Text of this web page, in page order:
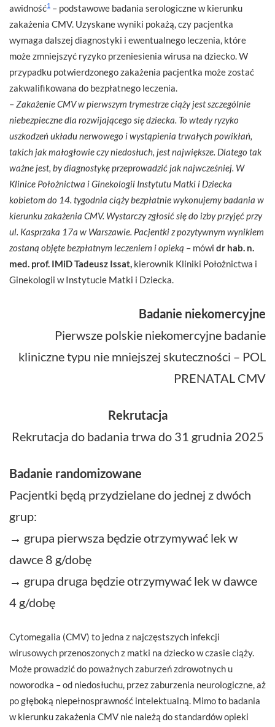
awidność1 – podstawowe badania serologiczne w kierunku
zakażenia CMV. Uzyskane wyniki pokażą, czy pacjentka
wymaga dalszej diagnostyki i ewentualnego leczenia, które
może zmniejszyć ryzyko przeniesienia wirusa na dziecko. W
przypadku potwierdzonego zakażenia pacjentka może zostać
zakwalifikowana do bezpłatnego leczenia.
– Zakażenie CMV w pierwszym trymestrze ciąży jest szczególnie
niebezpieczne dla rozwijającego się dziecka. To wtedy ryzyko
uszkodzeń układu nerwowego i wystąpienia trwałych powikłań,
takich jak małogłowie czy niedosłuch, jest największe. Dlatego tak
ważne jest, by diagnostykę przeprowadzić jak najwcześniej. W
Klinice Położnictwa i Ginekologii Instytutu Matki i Dziecka
kobietom do 14. tygodnia ciąży bezpłatnie wykonujemy badania w
kierunku zakażenia CMV. Wystarczy zgłosić się do izby przyjęć przy
ul. Kasprzaka 17a w Warszawie. Pacjentki z pozytywnym wynikiem
zostaną objęte bezpłatnym leczeniem i opieką – mówi dr hab. n.
med. prof. IMiD Tadeusz Issat, kierownik Kliniki Położnictwa i
Ginekologii w Instytucie Matki i Dziecka.
Badanie niekomercyjne
Pierwsze polskie niekomercyjne badanie
kliniczne typu nie mniejszej skuteczności – POL
PRENATAL CMV
Rekrutacja
Rekrutacja do badania trwa do 31 grudnia 2025
Badanie randomizowane
Pacjentki będą przydzielane do jednej z dwóch
grup:
→ grupa pierwsza będzie otrzymywać lek w
dawce 8 g/dobę
→ grupa druga będzie otrzymywać lek w dawce
4 g/dobę
Cytomegalia (CMV) to jedna z najczęstszych infekcji
wirusowych przenoszonych z matki na dziecko w czasie ciąży.
Może prowadzić do poważnych zaburzeń zdrowotnych u
noworodka – od niedosłuchu, przez zaburzenia neurologiczne, aż
po głęboką niepełnosprawność intelektualną. Mimo to badania
w kierunku zakażenia CMV nie należą do standardów opieki